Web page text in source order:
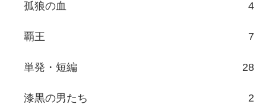
孤狼の血 4
覇王 7
単発・短編 28
漆黒の男たち 2